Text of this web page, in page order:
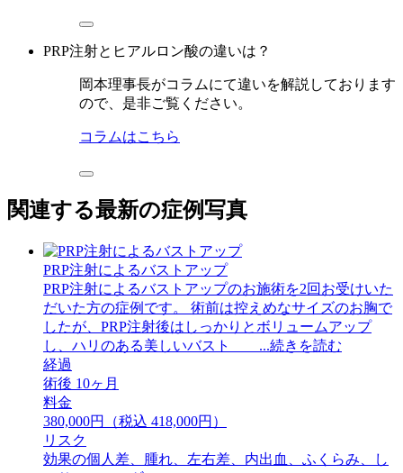
PRP注射とヒアルロン酸の違いは？
岡本理事長がコラムにて違いを解説しております
ので、是非ご覧ください。
コラムはこちら
関連する最新の症例写真
PRP注射によるバストアップ
PRP注射によるバストアップのお施術を2回お受けいた
だいた方の症例です。 術前は控えめなサイズのお胸で
したが、PRP注射後はしっかりとボリュームアップ
し、ハリのある美しいバスト ...続きを読む
経過
術後 10ヶ月
料金
380,000円（税込 418,000円）
リスク
効果の個人差、腫れ、左右差、内出血、ふくらみ、し